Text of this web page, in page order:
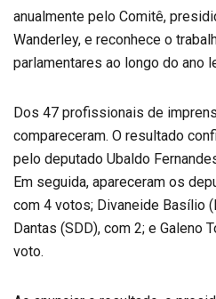
anualmente pelo Comitê,
Wanderley, e reconhece o
parlamentares ao longo do ano
Dos 47 profissionais de
compareceram. O resultado
pelo deputado Ubaldo
Em seguida, apareceram os
com 4 votos; Divaneide Basílio
Dantas (SDD), com 2; e Galeno
voto.